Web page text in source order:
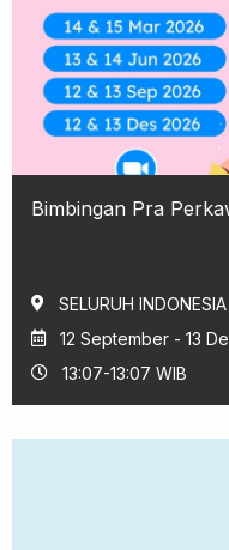
Bimbingan Pra
SELURUH INDONESIA
12 September - 13
13:07-13:07 WIB